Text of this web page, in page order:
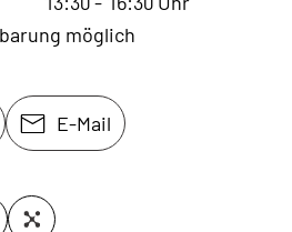
möglich
E-Mail